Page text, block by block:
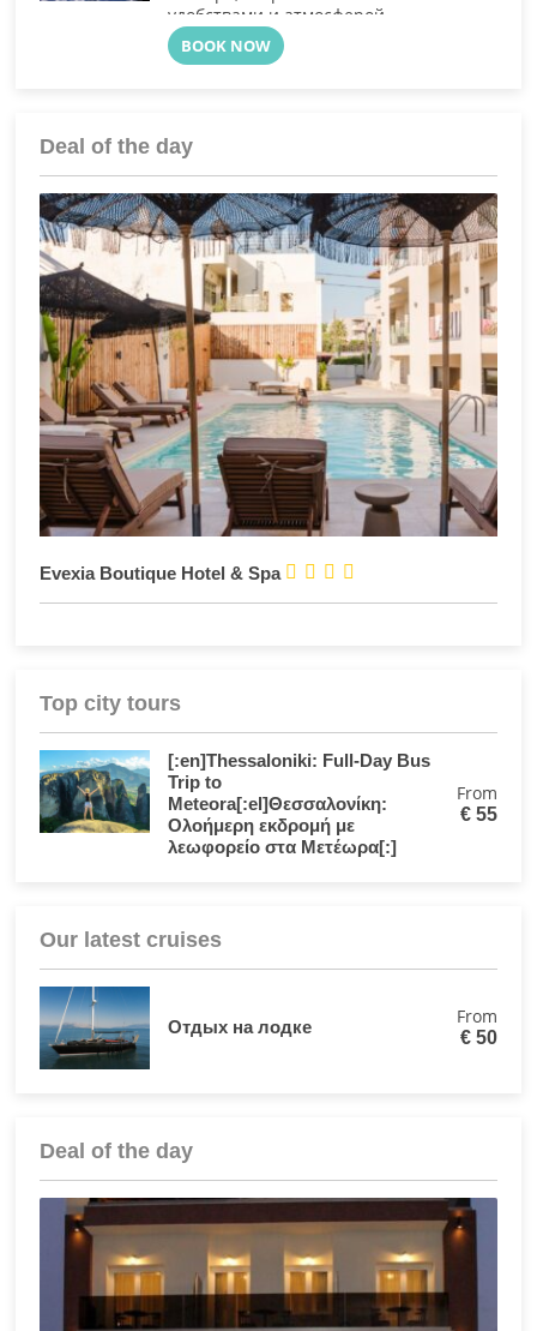
удобствами и атмосферой
полного спокойствия в тихом
районе Галини на Крите.
BOOK NOW
Deal of the day
Evexia Boutique Hotel & Spa 



Top city tours
[:en]Thessaloniki: Full-Day Bus
Trip to
Meteora[:el]Θεσσαλονίκη:
Ολοήμερη εκδρομή με
λεωφορείο στα Μετέωρα[:]
From
€ 55
Our latest cruises
Отдых на лодке From
€ 50
Deal of the day